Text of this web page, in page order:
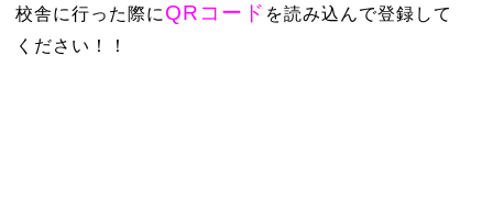
校舎に行った際に QRコード を読み込んで登録して
ください！！